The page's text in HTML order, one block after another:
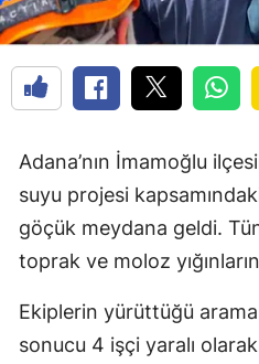
Adana’nın İmamoğlu
suyu projesi
göçük meydana geldi.
toprak ve moloz
Ekiplerin yürüttüğü
sonucu 4 işçi yaralı olarak